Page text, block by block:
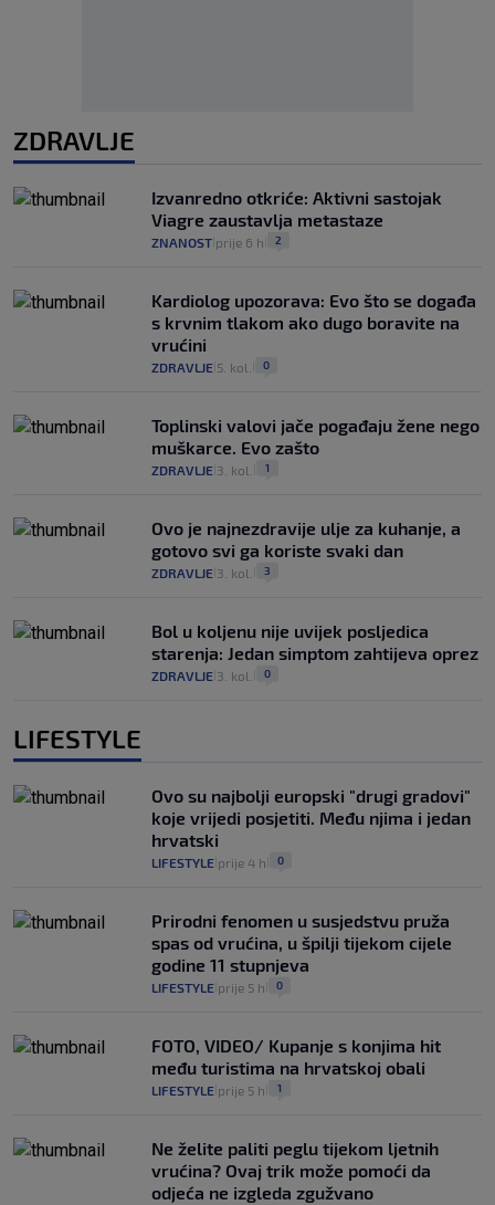
ZDRAVLJE
Izvanredno otkriće: Aktivni sastojak
Viagre zaustavlja metastaze
ZNANOST prije 6 h 2
Kardiolog upozorava: Evo što se događa
s krvnim tlakom ako dugo boravite na
vrućini
ZDRAVLJE 5. kol. 0
Toplinski valovi jače pogađaju žene nego
muškarce. Evo zašto
ZDRAVLJE 3. kol. 1
Ovo je najnezdravije ulje za kuhanje, a
gotovo svi ga koriste svaki dan
ZDRAVLJE 3. kol. 3
Bol u koljenu nije uvijek posljedica
starenja: Jedan simptom zahtijeva oprez
ZDRAVLJE 3. kol. 0
LIFESTYLE
Ovo su najbolji europski "drugi gradovi"
koje vrijedi posjetiti. Među njima i jedan
hrvatski
LIFESTYLE prije 4 h 0
Prirodni fenomen u susjedstvu pruža
spas od vrućina, u špilji tijekom cijele
godine 11 stupnjeva
LIFESTYLE prije 5 h 0
FOTO, VIDEO/ Kupanje s konjima hit
među turistima na hrvatskoj obali
LIFESTYLE prije 5 h 1
Ne želite paliti peglu tijekom ljetnih
vrućina? Ovaj trik može pomoći da
odjeća ne izgleda zgužvano